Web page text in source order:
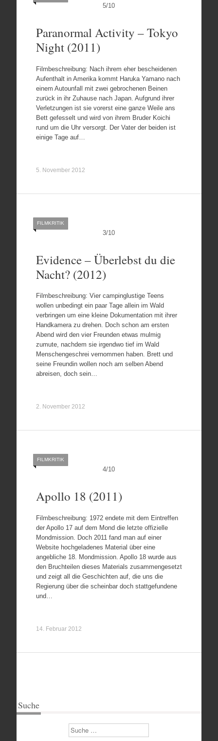
5/10
Paranormal Activity – Tokyo
Night (2011)
Filmbeschreibung: Nach ihrem eher bescheidenen
Aufenthalt in Amerika kommt Haruka Yamano nach
einem Autounfall mit zwei gebrochenen Beinen
zurück in ihr Zuhause nach Japan. Aufgrund ihrer
Verletzungen ist sie vorerst eine ganze Weile ans
Bett gefesselt und wird von ihrem Bruder Koichi
rund um die Uhr versorgt. Der Vater der beiden ist
einige Tage auf…
5. November 2012
3/10
FILMKRITIK
Evidence – Überlebst du die
Nacht? (2012)
Filmbeschreibung: Vier campinglustige Teens
wollen unbedingt ein paar Tage allein im Wald
verbringen um eine kleine Dokumentation mit ihrer
Handkamera zu drehen. Doch schon am ersten
Abend wird den vier Freunden etwas mulmig
zumute, nachdem sie irgendwo tief im Wald
Menschengeschrei vernommen haben. Brett und
seine Freundin wollen noch am selben Abend
abreisen, doch sein…
2. November 2012
4/10
FILMKRITIK
Apollo 18 (2011)
Filmbeschreibung: 1972 endete mit dem Eintreffen
der Apollo 17 auf dem Mond die letzte offizielle
Mondmission. Doch 2011 fand man auf einer
Website hochgeladenes Material über eine
angebliche 18. Mondmission. Apollo 18 wurde aus
den Bruchteilen dieses Materials zusammengesetzt
und zeigt all die Geschichten auf, die uns die
Regierung über die scheinbar doch stattgefundene
und…
14. Februar 2012
Suche
Suchen